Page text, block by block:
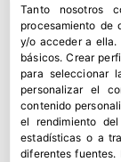
Tanto nosotros
procesamiento de
y/o acceder a ella.
básicos.Crear
para seleccionar
personalizar el
contenido
el rendimiento
estadísticas o a
diferentes fuentes.